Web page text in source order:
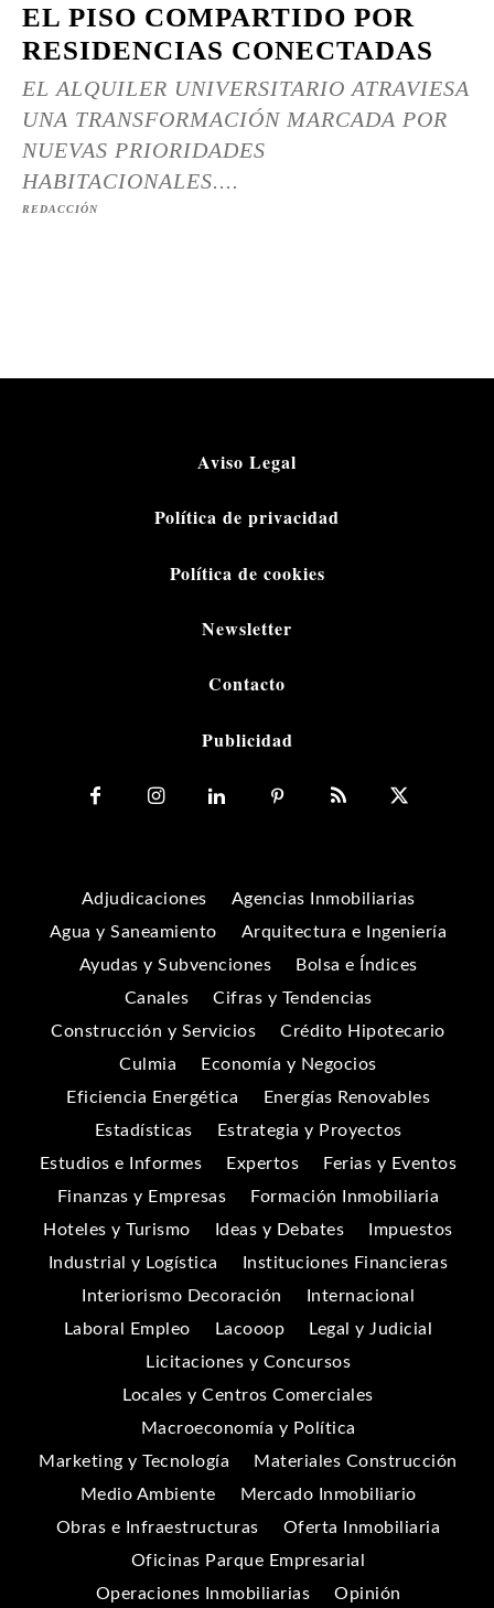
EL PISO COMPARTIDO POR
RESIDENCIAS CONECTADAS
EL ALQUILER UNIVERSITARIO ATRAVIESA
UNA TRANSFORMACIÓN MARCADA POR
NUEVAS PRIORIDADES
HABITACIONALES....
REDACCIÓN
Aviso Legal
Política de privacidad
Política de cookies
Newsletter
Contacto
Publicidad
Adjudicaciones
Agencias Inmobiliarias
Agua y Saneamiento
Arquitectura e Ingeniería
Ayudas y Subvenciones
Bolsa e Índices
Canales
Cifras y Tendencias
Construcción y Servicios
Crédito Hipotecario
Culmia
Economía y Negocios
Eficiencia Energética
Energías Renovables
Estadísticas
Estrategia y Proyectos
Estudios e Informes
Expertos
Ferias y Eventos
Finanzas y Empresas
Formación Inmobiliaria
Hoteles y Turismo
Ideas y Debates
Impuestos
Industrial y Logística
Instituciones Financieras
Interiorismo Decoración
Internacional
Laboral Empleo
Lacooop
Legal y Judicial
Licitaciones y Concursos
Locales y Centros Comerciales
Macroeconomía y Política
Marketing y Tecnología
Materiales Construcción
Medio Ambiente
Mercado Inmobiliario
Obras e Infraestructuras
Oferta Inmobiliaria
Oficinas Parque Empresarial
Operaciones Inmobiliarias
Opinión